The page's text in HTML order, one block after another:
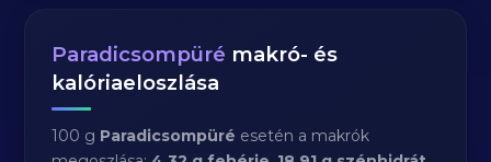
Paradicsompüré makró- és
kalóriaeloszlása
100 g Paradicsompüré esetén a makrók